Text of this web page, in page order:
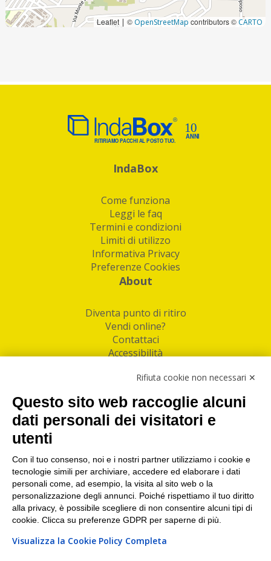
Leaflet | © OpenStreetMap contributors ©CARTO
IndaBox
Come funziona
Leggi le faq
Termini e condizioni
Limiti di utilizzo
Informativa Privacy
Preferenze Cookies
About
Diventa punto di ritiro
Vendi online?
Contattaci
Accessibilità
Facebook
Linkedin
I nostri punti di ritiro e spedizione pacchi nelle
maggiori città italiane
Torino|Milano|Roma|Bologna|Firenze| Genova
Napoli|Varese
Rifiuta cookie non necessari ✕
Questo sito web raccoglie alcuni
dati personali dei visitatori e
utenti
Con il tuo consenso, noi e i nostri partner utilizziamo i cookie e
tecnologie simili per archiviare, accedere ed elaborare i dati
personali come, ad esempio, la visita al sito web o la
personalizzazione degli annunci. Poiché rispettiamo il tuo diritto
alla privacy, è possibile scegliere di non consentire alcuni tipi di
cookie. Clicca su preferenze GDPR per saperne di più.
Visualizza la Cookie Policy Completa